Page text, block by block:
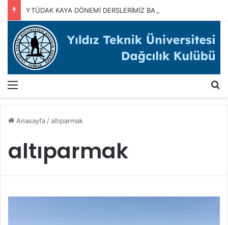
YTÜDAK KAYA DÖNEMİ DERSLERİMİZ BAŞLADI
Anasayfa /altıparmak
altıparmak